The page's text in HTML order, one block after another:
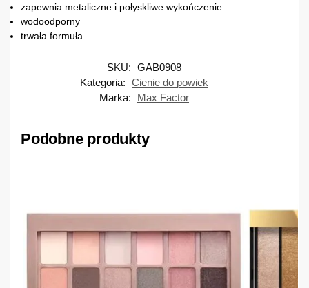
zapewnia metaliczne i połyskliwe wykończenie
wodoodporny
trwała formuła
SKU: GAB0908
Kategoria: Cienie do powiek
Marka:
Max Factor
Podobne produkty